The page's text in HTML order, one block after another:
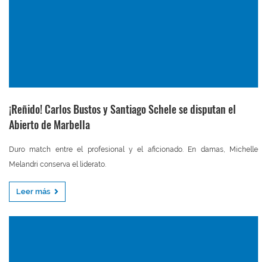
¡Reñido! Carlos Bustos y Santiago Schele se disputan el
Abierto de Marbella
Duro match entre el profesional y el aficionado. En damas, Michelle
Melandri conserva el liderato.
Leer más